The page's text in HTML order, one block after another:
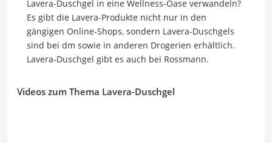
Lavera-Duschgel in eine Wellness-Oase verwandeln?
Es gibt die Lavera-Produkte nicht nur in den
gängigen Online-Shops, sondern Lavera-Duschgels
sind bei dm sowie in anderen Drogerien erhältlich.
Lavera-Duschgel gibt es auch bei Rossmann.
Videos zum Thema Lavera-Duschgel